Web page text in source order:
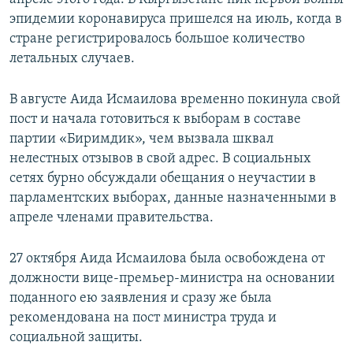
1080p
эпидемии коронавируса пришелся на июль, когда в
стране регистрировалось большое количество
летальных случаев.
В августе Аида Исмаилова временно покинула свой
пост и начала готовиться к выборам в составе
партии «Биримдик», чем вызвала шквал
нелестных отзывов в свой адрес. В социальных
сетях бурно обсуждали обещания о неучастии в
парламентских выборах, данные назначенными в
апреле членами правительства.
27 октября Аида Исмаилова была освобождена от
должности вице-премьер-министра на основании
поданного ею заявления и сразу же была
рекомендована на пост министра труда и
социальной защиты.